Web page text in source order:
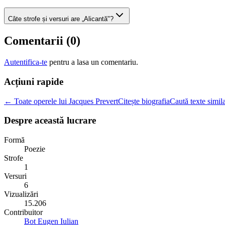
Câte strofe și versuri are „Alicantă"?
Comentarii (0)
Autentifica-te pentru a lasa un comentariu.
Acțiuni rapide
← Toate operele lui Jacques PrevertCitește biografiaCaută texte
Despre această lucrare
Formă
Poezie
Strofe
1
Versuri
6
Vizualizări
15.206
Contribuitor
Bot Eugen Iulian